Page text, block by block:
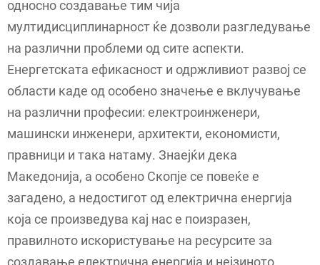
односно создавање тим чија
мултидисциплинарност ќе дозволи разгледување
на различни проблеми од сите аспекти.
Енергетската ефикасност и одржливиот развој се
области каде од особено значење е вклучување
на различни професии: електроинженери,
машински инженери, архитекти, економисти,
правници и така натаму. Знаејќи дека
Македонија, а особено Скопје се повеќе е
загадено, а недостигот од електрична енергија
која се произведува кај нас е поизразен,
правилното искористување на ресурсите за
создавање електрична енергија и нејзиното